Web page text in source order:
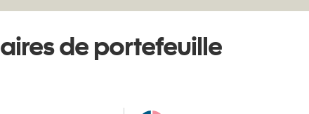
de portefeuille